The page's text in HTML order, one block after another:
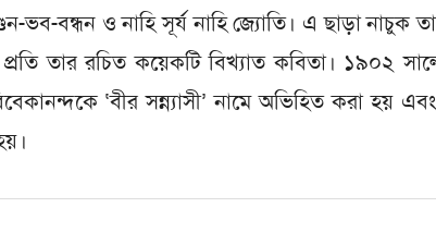
ভব-বন্ধন ও নাহি সূর্য নাহি জ্যোতি। এ ছাড়া নাচুক
প্রতি তার রচিত কয়েকটি বিখ্যাত কবিতা। ১৯০২
‘বীর সন্ন্যাসী’ নামে অভিহিত করা হয়